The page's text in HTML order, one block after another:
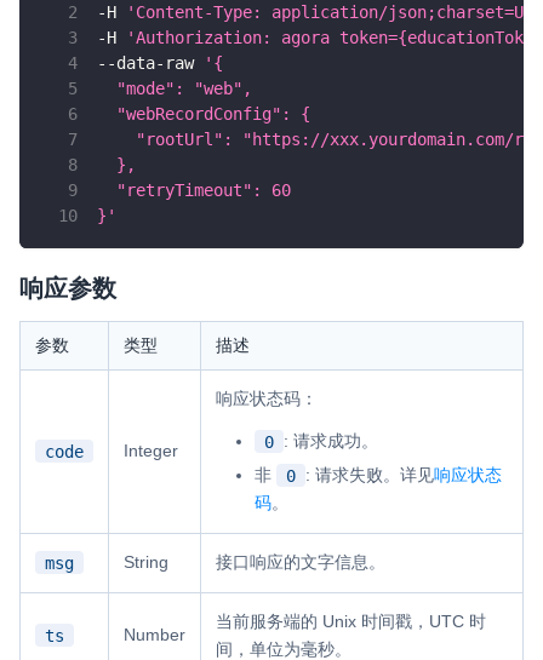
-H
'Content-Type: application/
-H
'Authorization: agora
--data-raw
'{
  "mode": "web",
  "webRecordConfig": {
"rootUrl": "https://xxx.yourdomain.com/
  },
  "retryTimeout": 60
}'
响应参数
参数 类型 描述
code Integer
响应状态码：
0 : 请求成功。
非
0 : 请求失败。详见响应状态
码。
msg String 接口响应的文字信息。
ts Number
当前服务端的 Unix 时间戳，UTC 时
间，单位为毫秒。